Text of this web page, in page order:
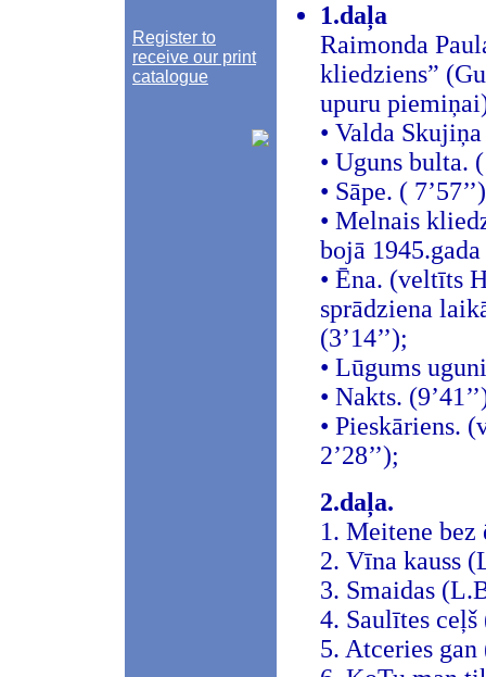
Register to
receive our print
catalogue
1.daļa
Raimonda
kliedziens”
upuru
• Valda
• Uguns bulta. (
• Sāpe. (
• Melnais
bojā 1945.gada
• Ēna. (veltīts
sprādziena
(3’14’’);
• Lūgums
• Nakts.
• Pieskāriens.
2’28’’);
2.daļa.
1. Meitene bez
2. Vīna kauss
3. Smaidas
4. Saulītes ceļš
5. Atceries